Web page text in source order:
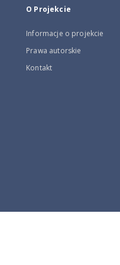
O Projekcie
Informacje o projekcie
Prawa autorskie
Kontakt